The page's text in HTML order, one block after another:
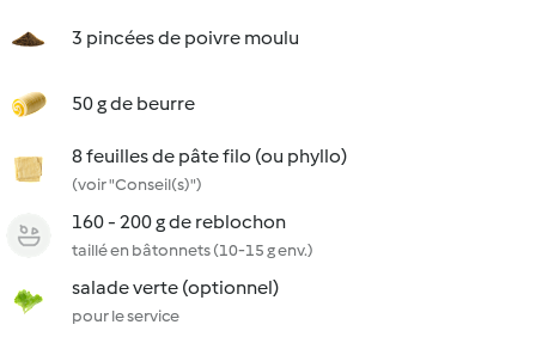
3 pincées de poivre moulu
50 g de beurre
8 feuilles de pâte filo (ou phyllo)
(voir "Conseil(s)")
160 - 200 g de reblochon
taillé en bâtonnets (10-15 g env.)
salade verte (optionnel)
pour le service